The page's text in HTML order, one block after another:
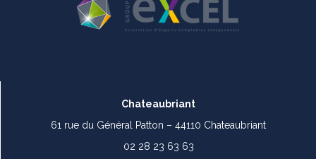
Chateaubriant
61 rue du Général Patton – 44110 Chateaubriant
02 28 23 63 63